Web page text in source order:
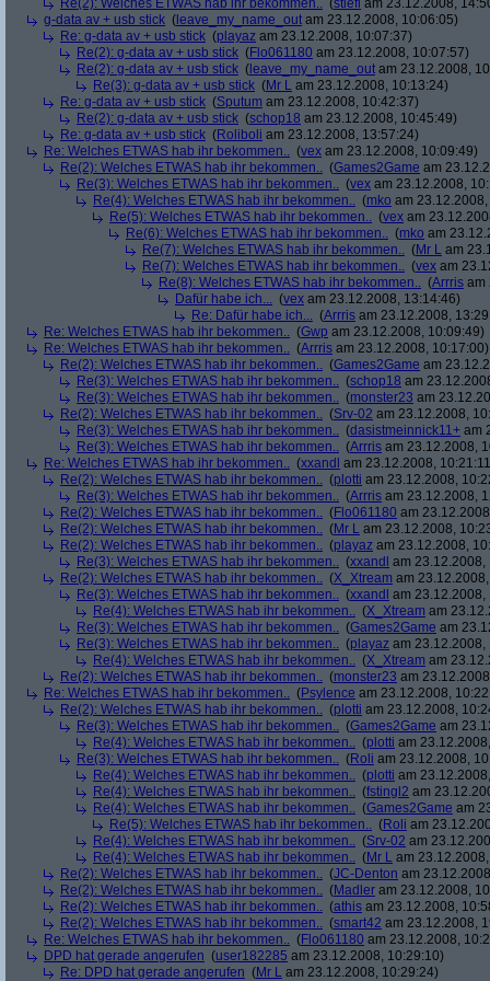
Re(2): Welches ETWAS hab ihr bekommen.. (stiefl am 23.12.2008,
g-data av + usb stick ( leave_my_name_out am 23.12.2008, 10:06:05)
Re: g-data av + usb stick (playaz am 23.12.2008, 10:07:37)
Re(2): g-data av + usb stick (Flo061180 am 23.12.2008, 10:07:57)
Re(2): g-data av + usb stick ( leave_my_name_out am 23.12.2008,
Re(3): g-data av + usb stick (Mr L am 23.12.2008, 10:13:24)
Re: g-data av + usb stick (Sputum am 23.12.2008, 10:42:37)
Re(2): g-data av + usb stick (schop18 am 23.12.2008, 10:45:49)
Re: g-data av + usb stick (Roliboli am 23.12.2008, 13:57:24)
Re: Welches ETWAS hab ihr bekommen.. (vex am 23.12.2008, 10:09:49)
Re(2): Welches ETWAS hab ihr bekommen.. (Games2Game am
Re(3): Welches ETWAS hab ihr bekommen.. (vex am 23.12.2008,
Re(4): Welches ETWAS hab ihr bekommen.. (mko am
Re(5): Welches ETWAS hab ihr bekommen.. (vex am
Re(6): Welches ETWAS hab ihr bekommen.. (mko am
Re(7): Welches ETWAS hab ihr bekommen.. (Mr L am
Re(7): Welches ETWAS hab ihr bekommen.. (vex am
Re(8): Welches ETWAS hab ihr bekommen.. (Arrris am
Dafür habe ich... (vex am 23.12.2008, 13:14:46)
Re: Dafür habe ich... (Arrris am 23.12.2008,
Re: Welches ETWAS hab ihr bekommen.. (Gwp am 23.12.2008, 10:09:49)
Re: Welches ETWAS hab ihr bekommen.. (Arrris am 23.12.2008, 10:17:00)
Re(2): Welches ETWAS hab ihr bekommen.. (Games2Game am
Re(3): Welches ETWAS hab ihr bekommen.. (schop18 am
Re(3): Welches ETWAS hab ihr bekommen.. (monster23 am
Re(2): Welches ETWAS hab ihr bekommen.. (Srv-02 am 23.12.2008,
Re(3): Welches ETWAS hab ihr bekommen.. (dasistmeinnick11+ am
Re(3): Welches ETWAS hab ihr bekommen.. (Arrris am 23.12.2008,
Re: Welches ETWAS hab ihr bekommen.. (xxandl am 23.12.2008,
Re(2): Welches ETWAS hab ihr bekommen.. (plotti am 23.12.2008,
Re(3): Welches ETWAS hab ihr bekommen.. (Arrris am 23.12.2008,
Re(2): Welches ETWAS hab ihr bekommen.. (Flo061180 am
Re(2): Welches ETWAS hab ihr bekommen.. (Mr L am 23.12.2008,
Re(2): Welches ETWAS hab ihr bekommen.. (playaz am 23.12.2008,
Re(3): Welches ETWAS hab ihr bekommen.. (xxandl am 23.12.2008,
Re(2): Welches ETWAS hab ihr bekommen.. (X_Xtream am
Re(3): Welches ETWAS hab ihr bekommen.. (xxandl am 23.12.2008,
Re(4): Welches ETWAS hab ihr bekommen.. (X_Xtream am
Re(3): Welches ETWAS hab ihr bekommen.. (Games2Game am
Re(3): Welches ETWAS hab ihr bekommen.. (playaz am 23.12.2008,
Re(4): Welches ETWAS hab ihr bekommen.. (X_Xtream am
Re(2): Welches ETWAS hab ihr bekommen.. (monster23 am
Re: Welches ETWAS hab ihr bekommen.. (Psylence am 23.12.2008,
Re(2): Welches ETWAS hab ihr bekommen.. (plotti am 23.12.2008,
Re(3): Welches ETWAS hab ihr bekommen.. (Games2Game am
Re(4): Welches ETWAS hab ihr bekommen.. (plotti am
Re(3): Welches ETWAS hab ihr bekommen.. (Roli am 23.12.2008,
Re(4): Welches ETWAS hab ihr bekommen.. (plotti am
Re(4): Welches ETWAS hab ihr bekommen.. (fstingl2 am
Re(4): Welches ETWAS hab ihr bekommen.. (Games2Game am
Re(5): Welches ETWAS hab ihr bekommen.. (Roli am
Re(4): Welches ETWAS hab ihr bekommen.. (Srv-02 am
Re(4): Welches ETWAS hab ihr bekommen.. (Mr L am
Re(2): Welches ETWAS hab ihr bekommen.. (JC-Denton am
Re(2): Welches ETWAS hab ihr bekommen.. (Madler am 23.12.2008,
Re(2): Welches ETWAS hab ihr bekommen.. (athis am 23.12.2008,
Re(2): Welches ETWAS hab ihr bekommen.. (smart42 am 23.12.2008,
Re: Welches ETWAS hab ihr bekommen.. (Flo061180 am 23.12.2008,
DPD hat gerade angerufen (user182285 am 23.12.2008, 10:29:10)
Re: DPD hat gerade angerufen (Mr L am 23.12.2008, 10:29:24)